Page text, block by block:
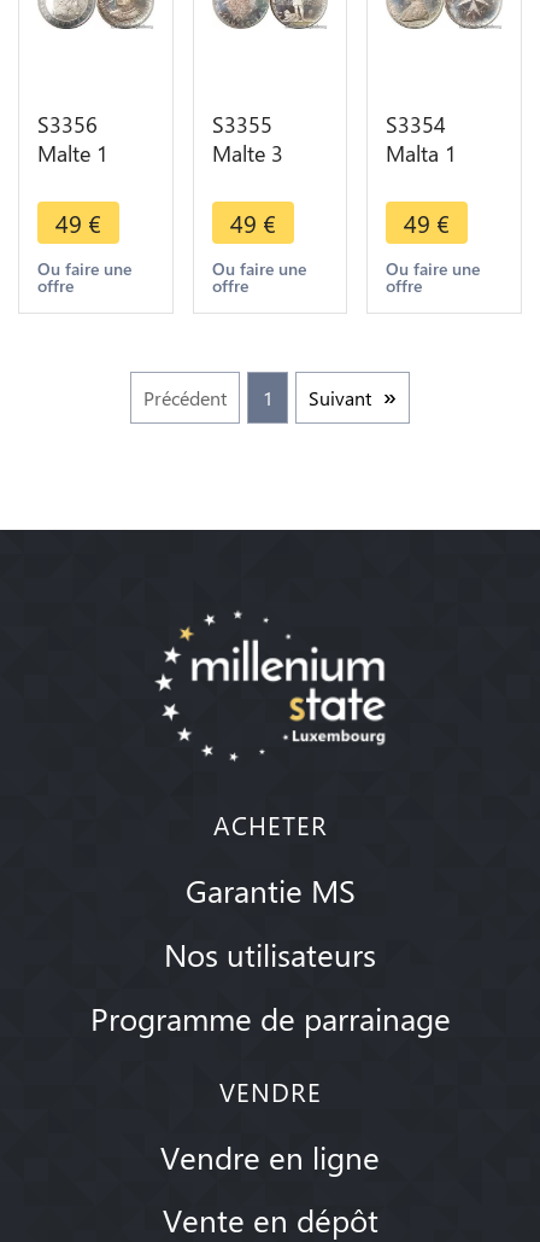
S3356
Malte 1
Angelo
Mojana
Joan Bapt
Ora Nobis
49 €
Ou faire une
offre
S3355
Malte 3
Angelus De
Mojana
Guea Alla
Fame 1968
49 €
Ou faire une
offre
S3354
Malta 1
Angelus De
Mojana
1967
Argent
49 €
Ou faire une
offre
Précédent 1 Suivant
ACHETER
Garantie MS
Nos utilisateurs
Programme de parrainage
VENDRE
Vendre en ligne
Vente en dépôt